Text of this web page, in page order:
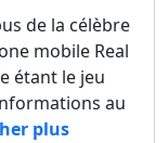
de la célèbre
mobile Real
étant le jeu
au
plus